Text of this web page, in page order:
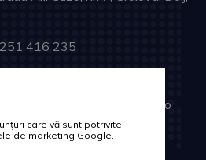
416 235
ne:
care vă sunt potrivite.
de marketing Google.